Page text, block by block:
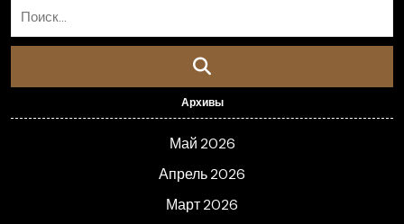
Архивы
Май 2026
Апрель 2026
Март 2026